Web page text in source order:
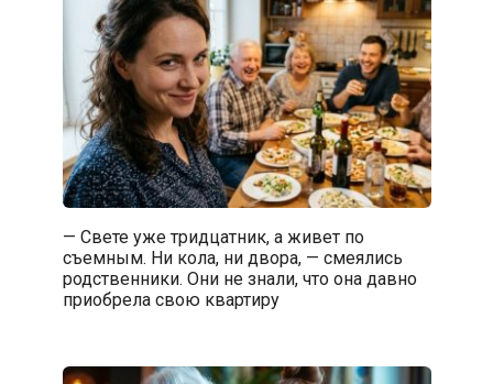
— Свете уже тридцатник, а живет по
съемным. Ни кола, ни двора, — смеялись
родственники. Они не знали, что она давно
приобрела свою квартиру